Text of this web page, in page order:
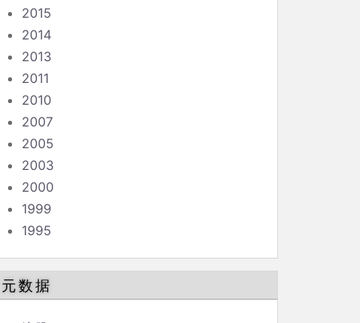
2015
2014
2013
2011
2010
2007
2005
2003
2000
1999
1995
元数据